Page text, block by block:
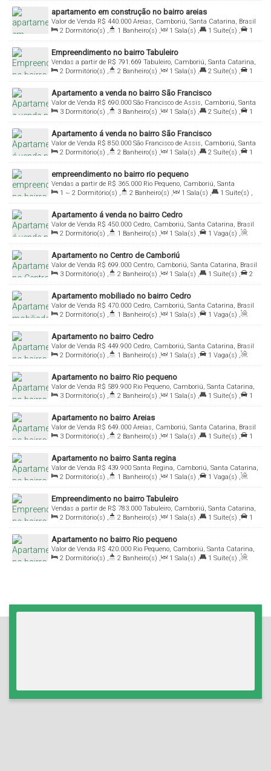
apartamento em construção no bairro areias
R$ 440.000
Valor de Venda
Areias, Camboriú, Santa Catarina, Brasil
2 Dormitório(s) , 1 Banheiro(s) , 1 Sala(s) , 1 Suíte(s) ,
1
Vaga(s) , Útil: 61.00m²
Empreendimento no bairro Tabuleiro
R$ 791.669
Vendas a partir de
Tabuleiro, Camboriú, Santa Catarina,
Brasil
2 Dormitório(s) , 2 Banheiro(s) , 1 Sala(s) , 2 Suíte(s) ,
1
~ 2 Vaga(s) , Útil: 72.00~ 150.00m²
Apartamento a venda no bairro São Francisco
R$ 690.000
Valor de Venda
São Francisco de Assis, Camboriú, Santa
Catarina, Brasil
3 Dormitório(s) , 3 Banheiro(s) , 1 Sala(s) , 2 Suíte(s) ,
1
Vaga(s) , Útil: 79.00m²
Apartamento á venda no bairro São Francisco
R$ 850.000
Valor de Venda
São Francisco de Assis, Camboriú, Santa
Catarina, Brasil
2 Dormitório(s) , 2 Banheiro(s) , 1 Sala(s) , 2 Suíte(s) ,
1
Vaga(s) , Útil: 76.00m²
empreendimento no bairro rio pequeno
R$ 365.000
Vendas a partir de
Rio Pequeno, Camboriú, Santa
Catarina, Brasil
1 ~ 2 Dormitório(s) , 2 Banheiro(s) , 1 Sala(s) , 1 Suíte(s) ,
1 Vaga(s) , Útil: 63.00m²
Apartamento á venda no bairro Cedro
R$ 450.000
Valor de Venda
Cedro, Camboriú, Santa Catarina, Brasil
2 Dormitório(s) , 1 Banheiro(s) , 1 Sala(s) , 1 Vaga(s) ,
Útil: 53.00m²
Apartamento no Centro de Camboriú
R$ 699.000
Valor de Venda
Centro, Camboriú, Santa Catarina, Brasil
3 Dormitório(s) , 2 Banheiro(s) , 1 Sala(s) , 1 Suíte(s) ,
2
Vaga(s) , Útil: 85.00m²
Apartamento mobiliado no bairro Cedro
R$ 470.000
Valor de Venda
Cedro, Camboriú, Santa Catarina, Brasil
2 Dormitório(s) , 1 Banheiro(s) , 1 Sala(s) , 1 Vaga(s) ,
Útil: 53.00m²
Apartamento no bairro Cedro
R$ 449.900
Valor de Venda
Cedro, Camboriú, Santa Catarina, Brasil
2 Dormitório(s) , 1 Banheiro(s) , 1 Sala(s) , 1 Vaga(s) ,
Útil: 53.00m²
Apartamento no bairro Rio pequeno
R$ 589.900
Valor de Venda
Rio Pequeno, Camboriú, Santa Catarina,
Brasil
3 Dormitório(s) , 2 Banheiro(s) , 1 Sala(s) , 1 Suíte(s) ,
1
Vaga(s) , Útil: 75.96m²
Apartamento no bairro Areias
R$ 649.000
Valor de Venda
Areias, Camboriú, Santa Catarina, Brasil
3 Dormitório(s) , 2 Banheiro(s) , 1 Sala(s) , 1 Suíte(s) ,
1
Vaga(s) , Útil: 75.95m²
Apartamento no bairro Santa regina
R$ 439.900
Valor de Venda
Santa Regina, Camboriú, Santa Catarina,
Brasil
2 Dormitório(s) , 1 Banheiro(s) , 1 Sala(s) , 1 Vaga(s) ,
Útil: 62.46m²
Empreendimento no bairro Tabuleiro
R$ 783.000
Vendas a partir de
Tabuleiro, Camboriú, Santa Catarina,
Brasil
2 Dormitório(s) , 2 Banheiro(s) , 1 Sala(s) , 1 Suíte(s) ,
1
Vaga(s) , Útil: 64.20~ 69.96m²
Apartamento no bairro Rio pequeno
R$ 420.000
Valor de Venda
Rio Pequeno, Camboriú, Santa Catarina,
Brasil
2 Dormitório(s) , 2 Banheiro(s) , 1 Sala(s) , 1 Suíte(s) ,